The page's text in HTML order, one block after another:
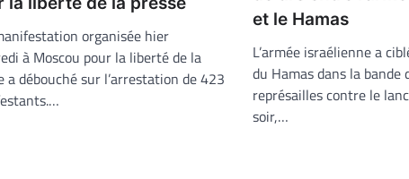
organisée hier
à Moscou pour la liberté de la
a débouché sur l’arrestation de 423
et le Hamas
L’armée israélienne a
du Hamas dans la bande
représailles contre le
soir,…